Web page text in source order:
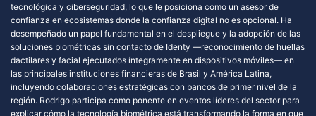
tecnológica y ciberseguridad, lo que le posiciona como un asesor de
confianza en ecosistemas donde la confianza digital no es opcional. Ha
desempeñado un papel fundamental en el despliegue y la adopción de las
soluciones biométricas sin contacto de Identy —reconocimiento de huellas
dactilares y facial ejecutados íntegramente en dispositivos móviles— en
las principales instituciones financieras de Brasil y América Latina,
incluyendo colaboraciones estratégicas con bancos de primer nivel de la
región. Rodrigo participa como ponente en eventos líderes del sector para
explicar cómo la tecnología biométrica está transformando la forma en que